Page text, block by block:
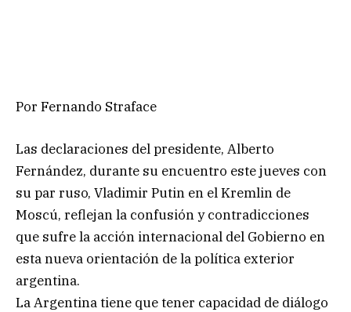
Por Fernando Straface
Las declaraciones del presidente, Alberto
Fernández, durante su encuentro este jueves con
su par ruso, Vladimir Putin en el Kremlin de
Moscú, reflejan la confusión y contradicciones
que sufre la acción internacional del Gobierno en
esta nueva orientación de la política exterior
argentina.
La Argentina tiene que tener capacidad de diálogo